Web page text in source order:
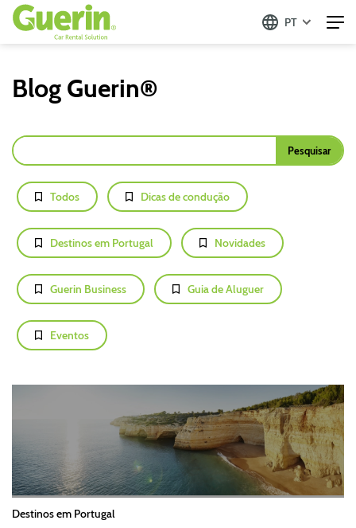
PT
Blog Guerin®
Todos Dicas de condução
Destinos em Portugal Novidades
Guerin Business Guia de Aluguer
Eventos
Destinos em Portugal